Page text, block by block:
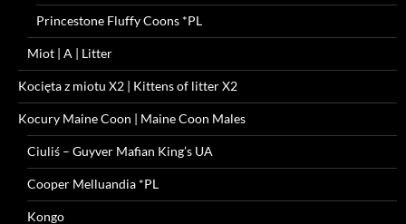
Princestone Fluffy Coons *PL
Miot | A | Litter
Kocięta z miotu X2 | Kittens of litter X2
Kocury Maine Coon | Maine Coon Males
Ciuliś – Guyver Mafian King’s UA
Cooper Melluandia *PL
Kongo